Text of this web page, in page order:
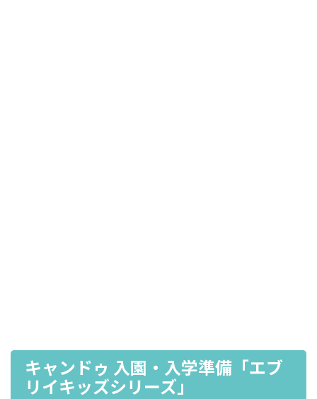
キャンドゥ 入園・入学準備「エブ
リイキッズシリーズ」